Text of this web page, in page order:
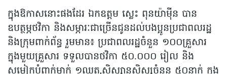
ក្នុងឱកាសនោះផងដែរ ឯកឧត្តម ស្លេះ ពុនយ៉ាមុីន បាន
ឧបត្ថម្ភថវិកា និងសម្ភារៈជាច្រើនជូនដល់បងប្អូនប្រជាពលរដ្ឋ
និងក្រុមពាក់ព័ន្ធ រួមមាន៖ ប្រជាពលរដ្ឋចំនួន ១០០គ្រួសារ
ក្នុងមួយគ្រួសារ ទទួលបានថវិកា ៥០.០០០ រៀល និង
សម្លៀកបំពាក់ម្នាក់ ១ឈុត,​សិស្សានុសិស្សចំនួន ៥០នាក់ ក្នុង